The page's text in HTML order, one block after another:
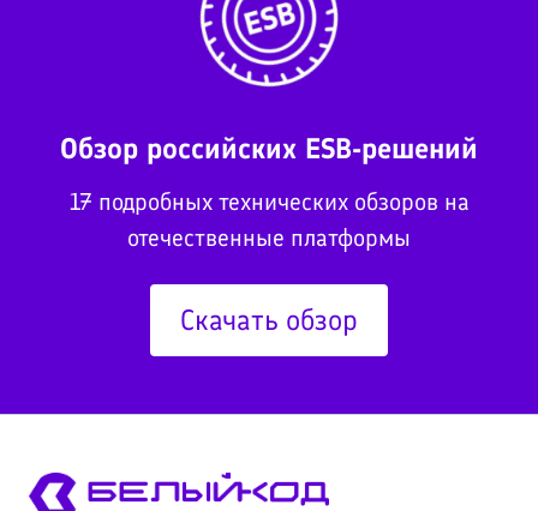
Обзор российских ESB-решений
17 подробных технических обзоров на
отечественные платформы
Скачать обзор